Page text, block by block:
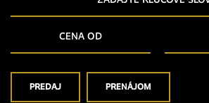
PREDAJ PRENÁJOM